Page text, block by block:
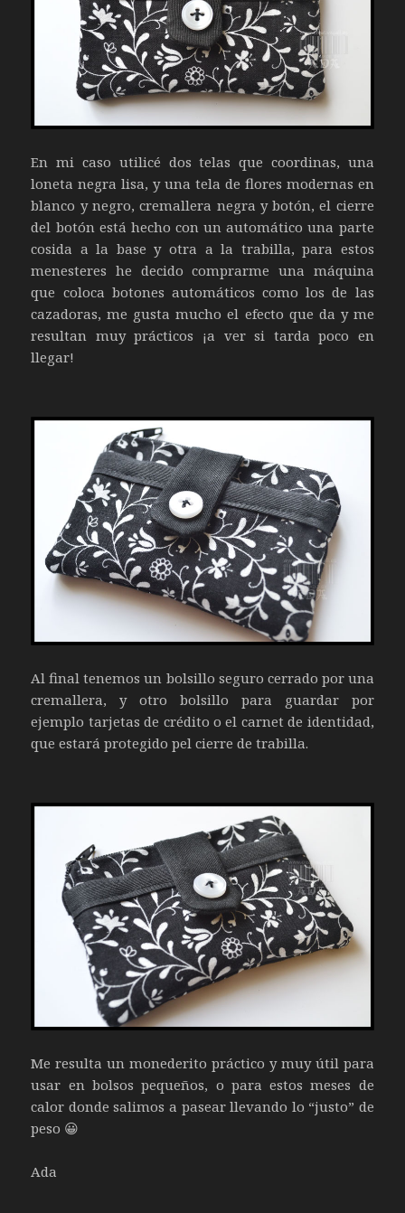
En mi caso utilicé dos telas que coordinas, una
loneta negra lisa, y una tela de flores modernas en
blanco y negro, cremallera negra y botón, el cierre
del botón está hecho con un automático una parte
cosida a la base y otra a la trabilla, para estos
menesteres he decido comprarme una máquina
que coloca botones automáticos como los de las
cazadoras, me gusta mucho el efecto que da y me
resultan muy prácticos ¡a ver si tarda poco en
llegar!
Al final tenemos un bolsillo seguro cerrado por una
cremallera, y otro bolsillo para guardar por
ejemplo tarjetas de crédito o el carnet de identidad,
que estará protegido pel cierre de trabilla.
Me resulta un monederito práctico y muy útil para
usar en bolsos pequeños, o para estos meses de
calor donde salimos a pasear llevando lo “justo” de
peso 😀
Ada